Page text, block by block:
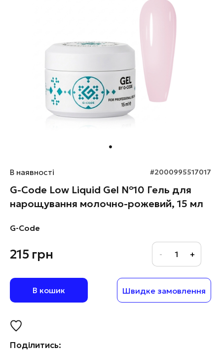
В наявності #2000995517017
G-Code Low Liquid Gel №10 Гель для
нарощування молочно-рожевий, 15 мл
G-Code
215 грн
В кошик Швидке замовлення
Поділитись: